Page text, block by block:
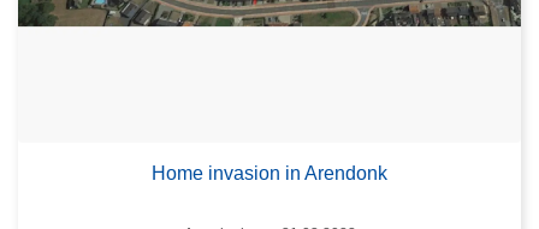
Home invasion in Arendonk